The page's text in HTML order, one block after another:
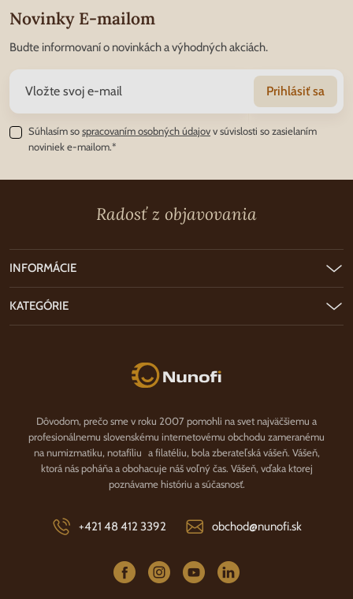
Novinky E-mailom
Budte informovaní o novinkách a výhodných akciách.
Prihlásiť sa
Súhlasím sospracovaním osobných údajovv súvislosti so zasielaním
noviniek e-mailom.*
Radosť z objavovania
Nunofi.sk
Dôvodom, prečo sme v roku 2007 pomohli na svet najväčšiemu a
profesionálnemu slovenskému internetovému obchodu zameranému
na numizmatiku, notafíliu a filatéliu, bola zberateľská vášeň. Vášeň,
ktorá nás poháňa a obohacuje náš voľný čas. Vášeň, vďaka ktorej
poznávame históriu a súčasnosť.
+421 48 412 3392 obchod@nunofi.sk
INFORMÁCIE
KATEGÓRIE